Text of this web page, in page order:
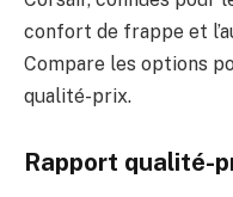
confort de frappe et
Compare les options
qualité-prix.
Rapport qualité-